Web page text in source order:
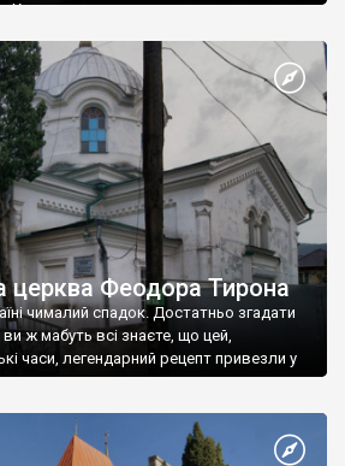
Христа
церква Феодора Тирона
чималий спадок. Достатньо згадати
ви ж мабуть всі знаєте, що цей,
часи, легендарний рецепт привезли у